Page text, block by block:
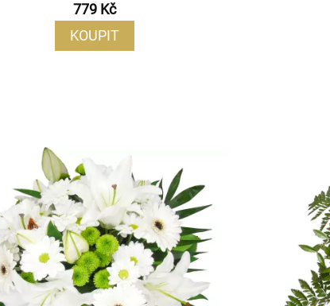
779 Kč
KOUPIT